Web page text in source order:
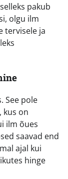
pakub
olgu ilm
tervisele ja
See pole
kus on
ilm õues
saavad end
ajal kui
hinge